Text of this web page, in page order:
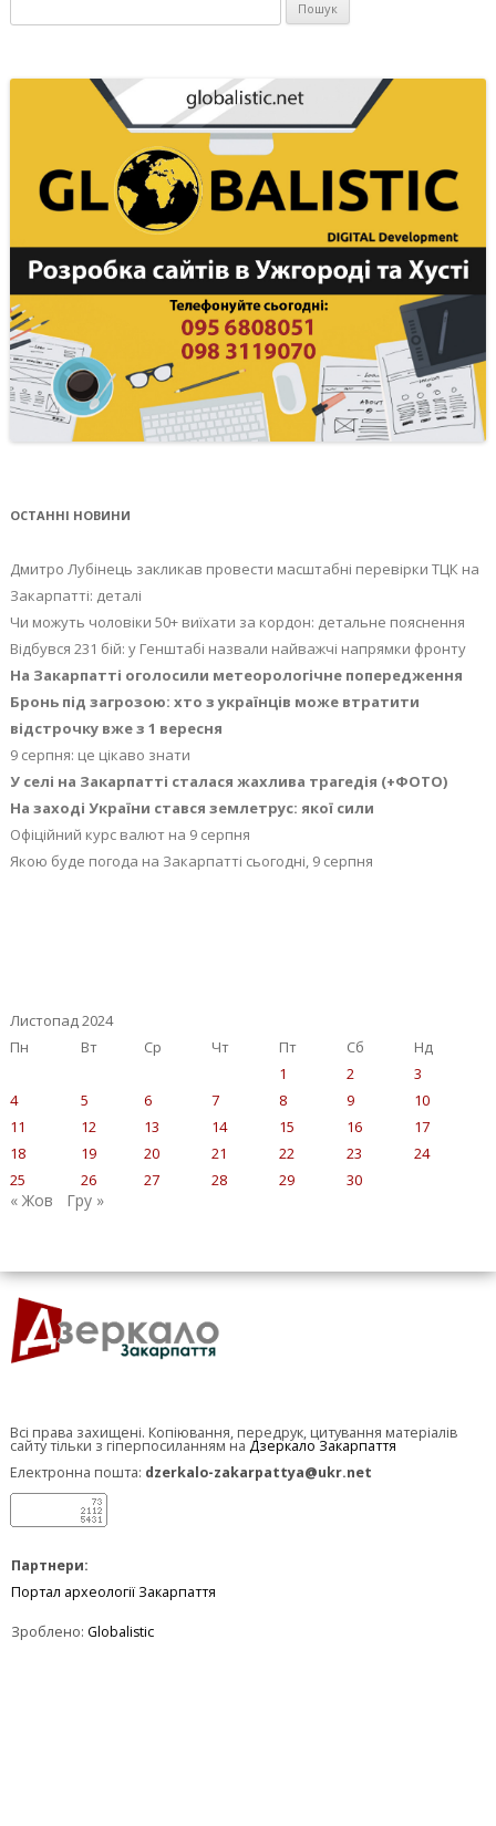
ОСТАННІ НОВИНИ
Дмитро Лубінець закликав провести масштабні перевірки ТЦК на
Закарпатті: деталі
Чи можуть чоловіки 50+ виїхати за кордон: детальне пояснення
Відбувся 231 бій: у Генштабі назвали найважчі напрямки фронту
На Закарпатті оголосили метеорологічне попередження
Бронь під загрозою: хто з українців може втратити
відстрочку вже з 1 вересня
9 серпня: це цікаво знати
У селі на Закарпатті сталася жахлива трагедія (+ФОТО)
На заході України стався землетрус: якої сили
Офіційний курс валют на 9 серпня
Якою буде погода на Закарпатті сьогодні, 9 серпня
Листопад 2024
Пн
Вт Ср Чт Пт Сб
Нд
1
2
3
4
5 6 7 8 9
10
11
12 13 14 15 16
17
18
19 20 21 22 23
24
25
26 27 28 29 30
« Жов Гру »
Всі права захищені. Копіювання, передрук, цитування матеріалів
сайту тільки з гіперпосиланням на Дзеркало Закарпаття
Електронна пошта: dzerkalo-zakarpattya@ukr.net
Партнери:
Портал археології Закарпаття
Зроблено: Globalistic